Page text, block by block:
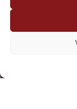
Indirizzo email: